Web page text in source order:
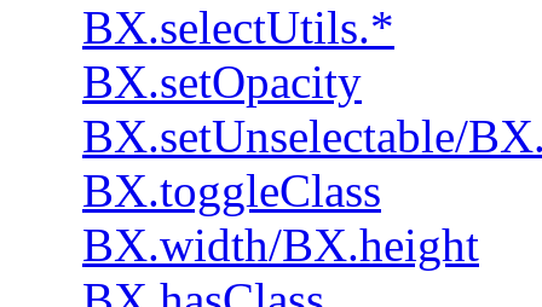
BX.selectUtils.*
BX.setOpacity
BX.setUnselectable/
BX.toggleClass
BX.width/BX.height